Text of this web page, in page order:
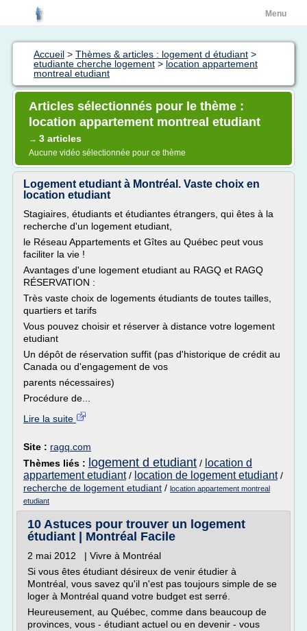
Menu
Accueil > Thèmes & articles : logement d étudiant >
etudiante cherche logement > location appartement
montreal etudiant
Articles sélectionnés pour le thème :
location appartement montreal etudiant
→ 3 articles
Aucune vidéo sélectionnée pour ce thème
Logement etudiant à Montréal. Vaste choix en
location etudiant
Stagiaires, étudiants et étudiantes étrangers, qui êtes à la
recherche d'un logement etudiant,
le Réseau Appartements et Gîtes au Québec peut vous
faciliter la vie !
Avantages d'une logement etudiant au RAGQ et RAGQ
RÉSERVATION :
Très vaste choix de logements étudiants de toutes tailles,
quartiers et tarifs
Vous pouvez choisir et réserver à distance votre logement
etudiant
Un dépôt de réservation suffit (pas d'historique de crédit au
Canada ou d'engagement de vos
parents nécessaires)
Procédure de...
Lire la suite
Site : ragq.com
Thèmes liés : logement d etudiant / location d
appartement etudiant/ location de logement etudiant/
recherche de logement etudiant / location appartement montreal
etudiant
10 Astuces pour trouver un logement
étudiant | Montréal Facile
2 mai 2012 | Vivre à Montréal
Si vous êtes étudiant désireux de venir étudier à
Montréal, vous savez qu'il n'est pas toujours simple de se
loger à Montréal quand votre budget est serré.
Heureusement, au Québec, comme dans beaucoup de
provinces, vous - étudiant actuel ou en devenir - vous